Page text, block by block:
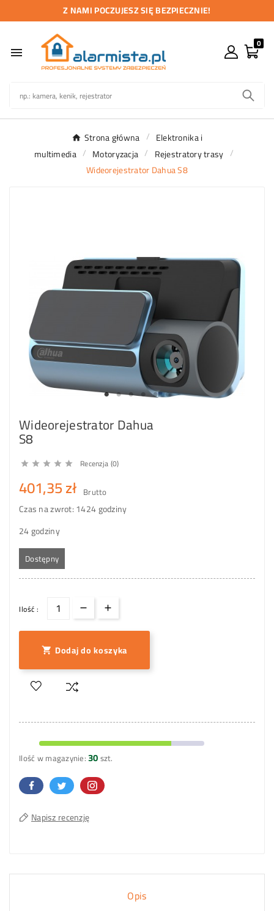
Z NAMI POCZUJESZ SIĘ BEZPIECZNIE!

0
Strona główna
Elektronika i
multimedia
Motoryzacja
Rejestratory trasy
Wideorejestrator Dahua S8
Wideorejestrator Dahua
S8
     Recenzja (0)
401,35 zł Brutto
Czas na zwrot: 1424 godziny
24 godziny
Dostępny
Ilość :
 Dodaj do koszyka
Ilość w magazynie:30szt.
Napisz recenzję
Opis